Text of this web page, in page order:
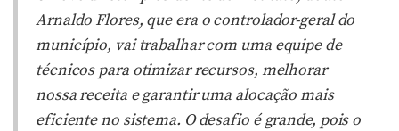
Arnaldo Flores, que era o controlador-geral do
município, vai trabalhar com uma equipe de
técnicos para otimizar recursos, melhorar
nossa receita e garantir uma alocação mais
eficiente no sistema. O desafio é grande, pois o